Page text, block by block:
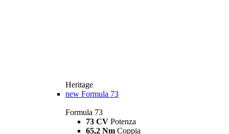
Heritage
new Formula 73
Formula 73
73 CV Potenza
65,2 Nm Coppia